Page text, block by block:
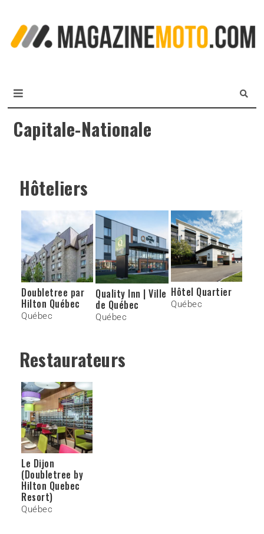
Capitale-Nationale
Hôteliers
Doubletree par
Hilton Québec
Québec
Quality Inn | Ville
de Québec
Québec
Hôtel Quartier
Québec
Restaurateurs
Le Dijon
(Doubletree by
Hilton Quebec
Resort)
Québec